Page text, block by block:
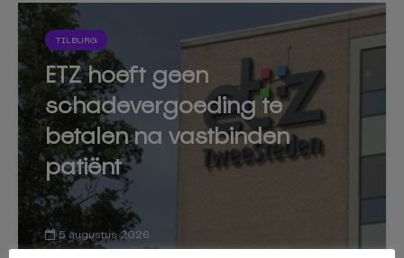
TILBURG
ETZ hoeft geen
schadevergoeding te
betalen na vastbinden
patiënt
5 augustus 2026